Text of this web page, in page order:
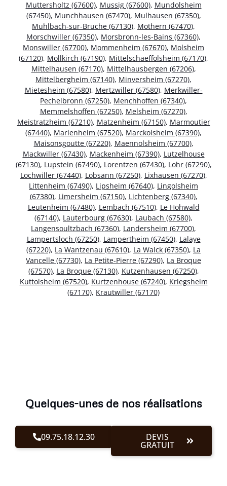
Muttersholtz (67600), Mussig (67600), Mundolsheim
(67450), Munchhausen (67470), Mulhausen (67350),
Muhlbach-sur-Bruche (67130), Mothern (67470),
Morschwiller (67350), Morsbronn-les-Bains (67360),
Monswiller (67700), Mommenheim (67670), Molsheim
(67120), Mollkirch (67190), Mittelschaeffolsheim (67170),
Mittelhausen (67170), Mittelhausbergen (67206),
Mittelbergheim (67140), Minversheim (67270),
Mietesheim (67580), Mertzwiller (67580), Merkwiller-
Pechelbronn (67250), Menchhoffen (67340),
Memmelshoffen (67250), Melsheim (67270),
Meistratzheim (67210), Matzenheim (67150), Marmoutier
(67440), Marlenheim (67520), Marckolsheim (67390),
Maisonsgoutte (67220), Maennolsheim (67700),
Mackwiller (67430), Mackenheim (67390), Lutzelhouse
(67130), Lupstein (67490), Lorentzen (67430), Lohr (67290),
Lochwiller (67440), Lobsann (67250), Lixhausen (67270),
Littenheim (67490), Lipsheim (67640), Lingolsheim
(67380), Limersheim (67150), Lichtenberg (67340),
Leutenheim (67480), Lembach (67510), Le Hohwald
(67140), Lauterbourg (67630), Laubach (67580),
Langensoultzbach (67360), Landersheim (67700),
Lampertsloch (67250), Lampertheim (67450), Lalaye
(67220), La Wantzenau (67610), La Walck (67350), La
Vancelle (67730), La Petite-Pierre (67290), La Broque
(67570), La Broque (67130), Kutzenhausen (67250),
Kuttolsheim (67520), Kurtzenhouse (67240), Kriegsheim
(67170), Krautwiller (67170)
Quelques-unes de nos réalisations
09.75.18.12.30 DEVIS
GRATUIT